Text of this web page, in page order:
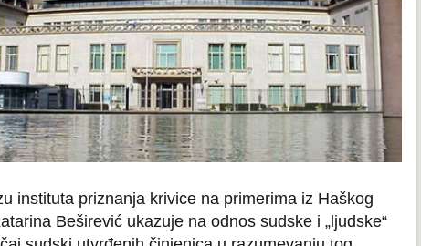
instituta priznanja krivice na primerima iz Haškog
Beširević ukazuje na odnos sudske i „ljudske“